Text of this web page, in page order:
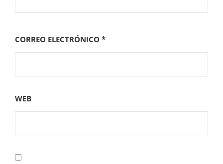
CORREO ELECTRÓNICO *
WEB